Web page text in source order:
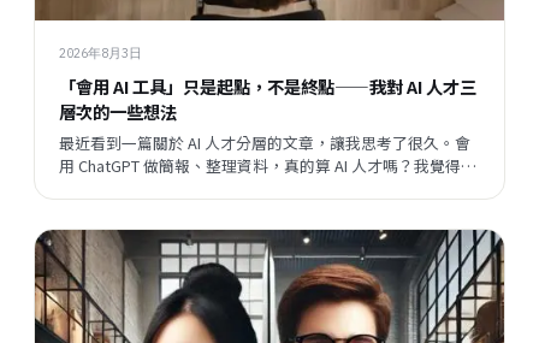
2026年8月3日
「會用 AI 工具」只是起點，不是終點——我對 AI 人才三
層次的一些想法
最近看到一篇關於 AI 人才分層的文章，讓我思考了很久。會
用 ChatGPT 做簡報、整理資料，真的算 AI 人才嗎？我覺得這